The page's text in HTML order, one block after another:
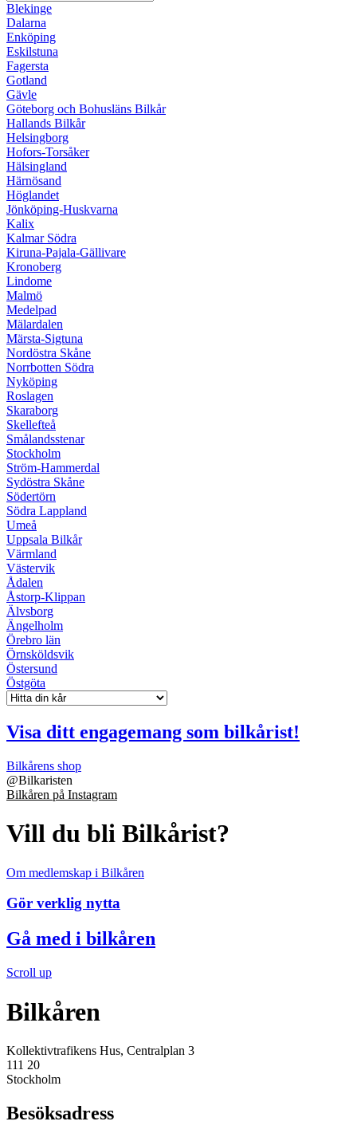
Blekinge
Dalarna
Enköping
Eskilstuna
Fagersta
Gotland
Gävle
Göteborg och Bohusläns Bilkår
Hallands Bilkår
Helsingborg
Hofors-Torsåker
Hälsingland
Härnösand
Höglandet
Jönköping-Huskvarna
Kalix
Kalmar Södra
Kiruna-Pajala-Gällivare
Kronoberg
Lindome
Malmö
Medelpad
Mälardalen
Märsta-Sigtuna
Nordöstra Skåne
Norrbotten Södra
Nyköping
Roslagen
Skaraborg
Skellefteå
Smålandsstenar
Stockholm
Ström-Hammerdal
Sydöstra Skåne
Södertörn
Södra Lappland
Umeå
Uppsala Bilkår
Värmland
Västervik
Ådalen
Åstorp-Klippan
Älvsborg
Ängelholm
Örebro län
Örnsköldsvik
Östersund
Östgöta
Visa ditt engagemang som bilkårist!
Bilkårens shop
@Bilkaristen
Bilkåren på Instagram
Vill du bli Bilkårist?
Om medlemskap i Bilkåren
Gör verklig nytta
Gå med i bilkåren
Scroll up
Bilkåren
Kollektivtrafikens Hus, Centralplan 3
111 20
Stockholm
Besöksadress